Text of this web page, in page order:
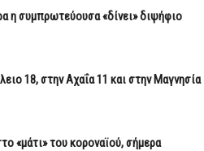
η συμπρωτεύουσα «δίνει» διψήφιο
18, στην Αχαΐα 11 και στην Μαγνησία
«μάτι» του κοροναϊού, σήμερα